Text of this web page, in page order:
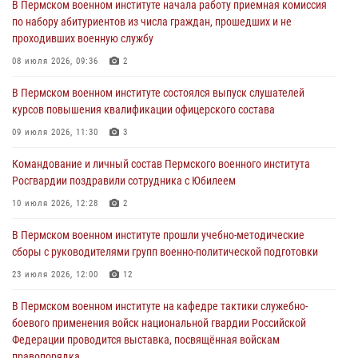
Командование и личный состав Пермского военного института
Росгвардии поздравили сотрудника с Юбилеем
10 июля 2026, 12:28 2
курсов повышения квалификации офицерского состава
09 июля 2026, 11:30 3
по набору абитуриентов из числа граждан, прошедших и не
проходивших военную службу
08 июля 2026, 09:36 2
Военнослужащие Пермского военного института приняли участие в
чемпионате войск национальной гвардии Российской Федерации по
боксу
В Росгвардии определили лучших специалистов продовольственной
службы
В Пермском военном институте начала работу приемная комиссия
по набору абитуриентов из числа граждан, прошедших и не
проходивших военную службу
08 июля 2026, 09:36 2
В Пермском военном институте состоялся выпуск слушателей
курсов повышения квалификации офицерского состава
09 июля 2026, 11:30 3
Командование и личный состав Пермского военного института
Росгвардии поздравили сотрудника с Юбилеем
10 июля 2026, 12:28 2
В Пермском военном институте прошли учебно-методические
сборы с руководителями групп военно-политической подготовки
23 июля 2026, 12:00 12
В Пермском военном институте на кафедре тактики служебно-
боевого применения войск национальной гвардии Российской
Федерации проводится выставка, посвящённая войскам